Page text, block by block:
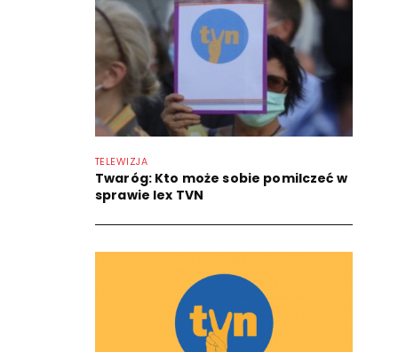
TELEWIZJA
Twaróg: Kto może sobie pomilczeć w
sprawie lex TVN